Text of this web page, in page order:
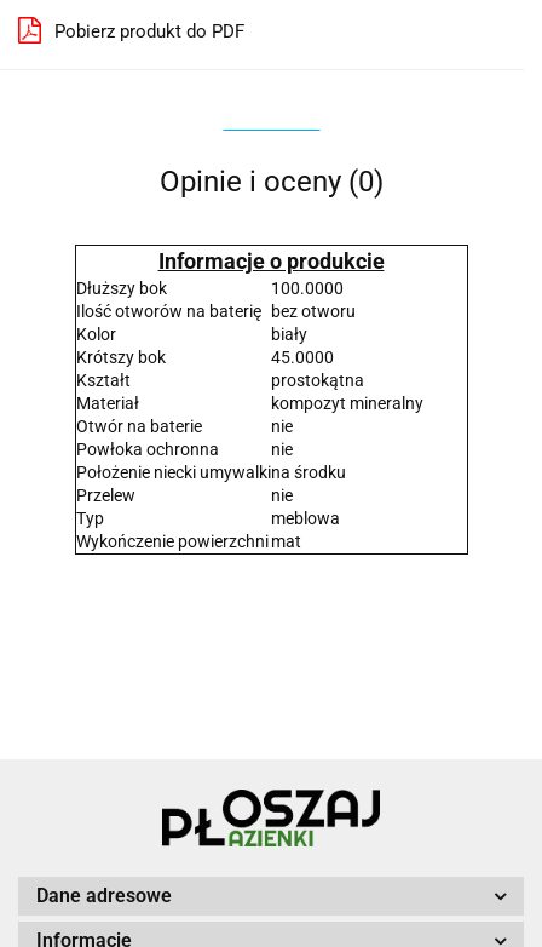
Pobierz produkt do PDF
Opinie i oceny (0)
Informacje o produkcie
Dłuższy bok
100.0000
Ilość otworów na baterię bez otworu
Kolor
biały
Krótszy bok
45.0000
Kształt
prostokątna
Materiał
kompozyt mineralny
Otwór na baterie
nie
Powłoka ochronna
nie
Położenie niecki umywalkina środku
Przelew
nie
Typ
meblowa
Wykończenie powierzchni mat
Dane adresowe
Informacje